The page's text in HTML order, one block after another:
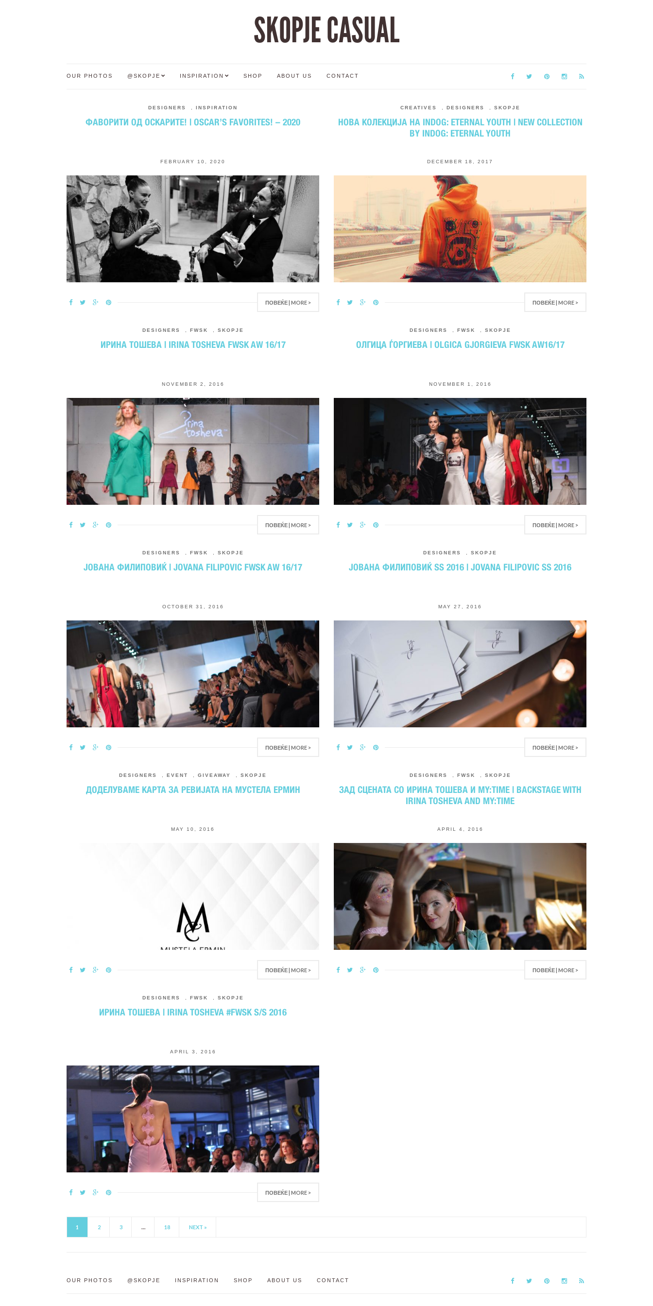
SKOPJE CASUAL
OUR PHOTOS @SKOPJE INSPIRATION SHOP ABOUT US CONTACT
DESIGNERS INSPIRATION
ФАВОРИТИ ОД ОСКАРИТЕ! | OSCAR’S FAVORITES! – 2020
FEBRUARY 10, 2020
ПОВЕЌЕ | MORE >
CREATIVES DESIGNERS SKOPJE
НОВА КОЛЕКЦИЈА НА INDOG: ETERNAL YOUTH | NEW COLLECTION
BY INDOG: ETERNAL YOUTH
DECEMBER 18, 2017
ПОВЕЌЕ | MORE >
DESIGNERS FWSK SKOPJE
ИРИНА ТОШЕВА | IRINA TOSHEVA FWSK AW 16/17
NOVEMBER 2, 2016
ПОВЕЌЕ | MORE >
DESIGNERS FWSK SKOPJE
ОЛГИЦА ЃОРГИЕВА | OLGICA GJORGIEVA FWSK AW16/17
NOVEMBER 1, 2016
ПОВЕЌЕ | MORE >
DESIGNERS FWSK SKOPJE
ЈОВАНА ФИЛИПОВИЌ | JOVANA FILIPOVIC FWSK AW 16/17
OCTOBER 31, 2016
ПОВЕЌЕ | MORE >
DESIGNERS SKOPJE
ЈОВАНА ФИЛИПОВИЌ SS 2016 | JOVANA FILIPOVIC SS 2016
MAY 27, 2016
ПОВЕЌЕ | MORE >
DESIGNERS EVENT GIVEAWAY SKOPJE
ДОДЕЛУВАМЕ КАРТА ЗА РЕВИЈАТА НА МУСТЕЛА ЕРМИН
MAY 10, 2016
ПОВЕЌЕ | MORE >
DESIGNERS FWSK SKOPJE
ЗАД СЦЕНАТА СО ИРИНА ТОШЕВА И MY:TIME | BACKSTAGE WITH
IRINA TOSHEVA AND MY:TIME
APRIL 4, 2016
ПОВЕЌЕ | MORE >
DESIGNERS FWSK SKOPJE
ИРИНА ТОШЕВА | IRINA TOSHEVA #FWSK S/S 2016
APRIL 3, 2016
ПОВЕЌЕ | MORE >
1 2 3 … 18 NEXT »
OUR PHOTOS @SKOPJE INSPIRATION SHOP ABOUT US CONTACT